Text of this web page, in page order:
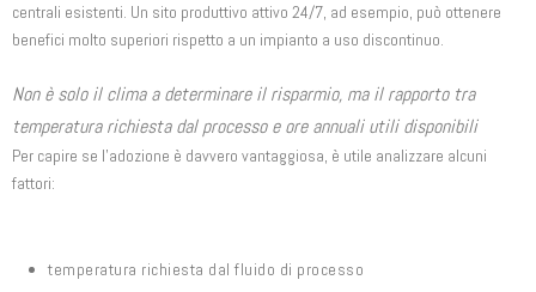
centrali esistenti. Un sito produttivo attivo 24/7, ad esempio, può ottenere
benefici molto superiori rispetto a un impianto a uso discontinuo.
Non è solo il clima a determinare il risparmio, ma il rapporto tra
temperatura richiesta dal processo e ore annuali utili disponibili
Per capire se l’adozione è davvero vantaggiosa, è utile analizzare alcuni
fattori:
temperatura richiesta dal fluido di processo